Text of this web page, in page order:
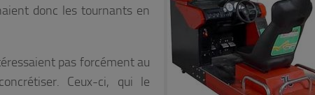
donc les tournants en
pas forcément au
Ceux-ci, qui le